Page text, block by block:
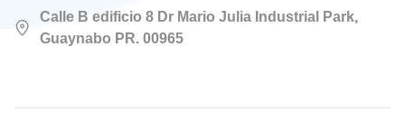
Calle B edificio 8 Dr Mario Julia Industrial Park,
Guaynabo PR. 00965